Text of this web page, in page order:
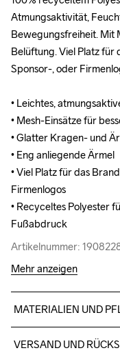
Atmungsaktivität,
Bewegungsfreiheit. Mit
Belüftung. Viel Platz für
Sponsor-, oder
• Leichtes,
• Mesh-Einsätze für
• Glatter Kragen- und
• Eng anliegende Ärmel
• Viel Platz für das
Firmenlogos
• Recyceltes Polyester
Fußabdruck
Artikelnummer:
Atmungsaktivität,
Bewegungsfreiheit. Mit
Belüftung. Viel Platz für
Sponsor-, oder
• Leichtes,
• Mesh-Einsätze für
• Glatter Kragen- und
• Eng anliegende Ärmel
• Viel Platz für das
Firmenlogos
• Recyceltes Polyester
Fußabdruck
Artikelnummer:
Mehr anzeigen
MATERIALIEN UND
Vorne: 100%
VERSAND UND